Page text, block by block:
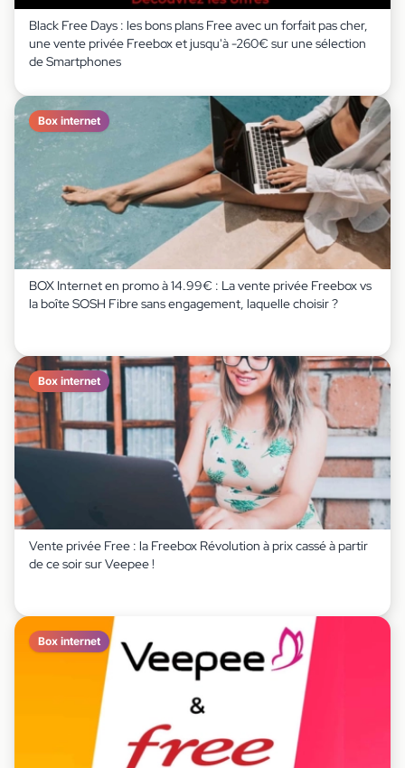
Black Free Days : les bons plans Free avec un forfait pas cher,
une vente privée Freebox et jusqu'à -260€ sur une sélection
de Smartphones
Box internet
BOX Internet en promo à 14.99€ : La vente privée Freebox vs
la boîte SOSH Fibre sans engagement, laquelle choisir ?
Box internet
Vente privée Free : la Freebox Révolution à prix cassé à partir
de ce soir sur Veepee !
Box internet